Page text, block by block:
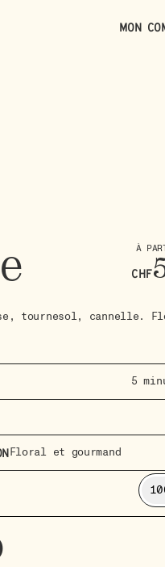
Mon
À
CHF
tournesol, cannelle.
5
Floral et gourmand